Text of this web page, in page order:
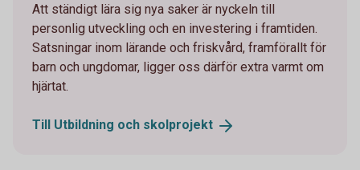
Att ständigt lära sig nya saker är nyckeln till
personlig utveckling och en investering i framtiden.
Satsningar inom lärande och friskvård, framförallt för
barn och ungdomar, ligger oss därför extra varmt om
hjärtat.
Till Utbildning och skolprojekt